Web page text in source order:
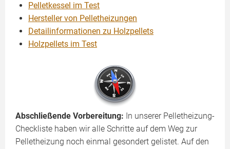
Pelletkessel im Test
Hersteller von Pelletheizungen
Detailinformationen zu Holzpellets
Holzpellets im Test
Abschließende Vorbereitung: In unserer Pelletheizung-
Checkliste haben wir alle Schritte auf dem Weg zur
Pelletheizung noch einmal gesondert gelistet. Auf den